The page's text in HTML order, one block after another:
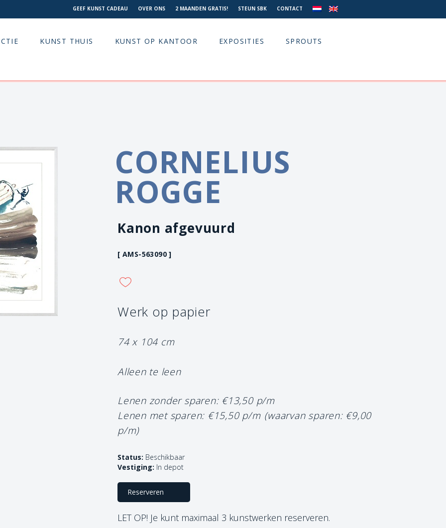
GEEF KUNST CADEAU OVER ONS 2 MAANDEN GRATIS! STEUN SBK CONTACT
KUNST THUIS KUNST OP KANTOOR EXPOSITIES SPROUTS
CORNELIUS
ROGGE
Kanon afgevuurd
[ AMS-563090 ]
Werk op papier
74 x 104 cm
Alleen te leen
Lenen zonder sparen: €13,50 p/m
Lenen met sparen: €15,50 p/m (waarvan sparen: €9,00
p/m)
Status: Beschikbaar
Vestiging: In depot
Reserveren
LET OP! Je kunt maximaal 3 kunstwerken reserveren.